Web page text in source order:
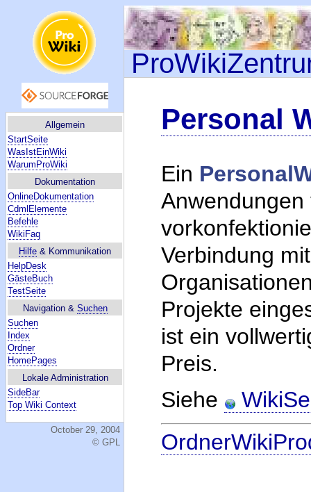
Allgemein
StartSeite
WasIstEinWiki
WarumProWiki
Dokumentation
OnlineDokumentation
CdmlElemente
Befehle
WikiFaq
Hilfe & Kommunikation
HelpDesk
GästeBuch
TestSeite
Navigation & Suchen
Suchen
Index
Ordner
HomePages
Lokale Administration
SideBar
Top Wiki Context
October 29, 2004
© GPL
Personal
Ein
Verbindung
Projekte
ist ein
Preis.
Siehe